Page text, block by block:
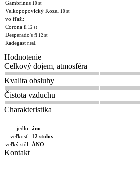
Gambrinus 10 st
Velkopopovický Kozel 10 st
vo fľaši:
Corona fl 12 st
Desperado's fl 12 st
Radegast neal.
Hodnotenie
Celkový dojem, atmosféra
Kvalita obsluhy
Čistota vzduchu
Charakteristika
jedlo: áno
veľkosť: 12 stolov
veľký stôl: ÁNO
Kontakt